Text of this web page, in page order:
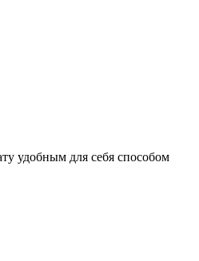
удобным для себя способом